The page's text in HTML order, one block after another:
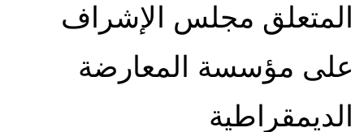
المتعلق مجلس الإشراف
على مؤسسة المعارضة
الديمقراطية